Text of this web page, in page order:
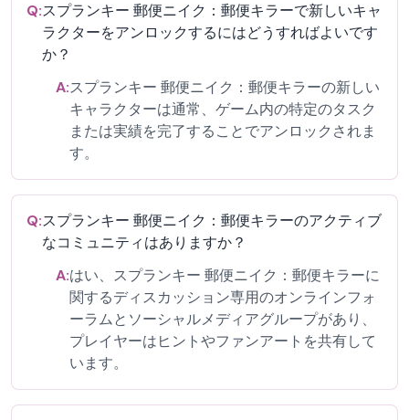
Q:スプランキー 郵便ニイク：郵便キラーで新しいキャ
ラクターをアンロックするにはどうすればよいです
か？
A:スプランキー 郵便ニイク：郵便キラーの新しい
キャラクターは通常、ゲーム内の特定のタスク
または実績を完了することでアンロックされま
す。
Q:スプランキー 郵便ニイク：郵便キラーのアクティブ
なコミュニティはありますか？
A:はい、スプランキー 郵便ニイク：郵便キラーに
関するディスカッション専用のオンラインフォ
ーラムとソーシャルメディアグループがあり、
プレイヤーはヒントやファンアートを共有して
います。